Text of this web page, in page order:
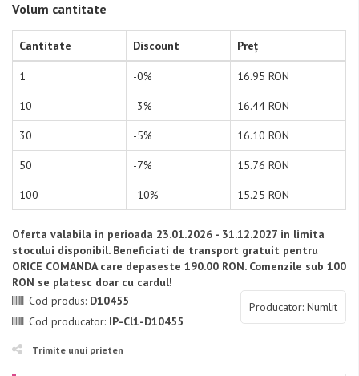
Volum cantitate
Cantitate Discount Preț
1 -0% 16.95 RON
10 -3% 16.44 RON
30 -5% 16.10 RON
50 -7% 15.76 RON
100 -10% 15.25 RON
Oferta valabila in perioada 23.01.2026 - 31.12.2027 in limita
stocului disponibil. Beneficiati de transport gratuit pentru
ORICE COMANDA care depaseste 190.00 RON. Comenzile sub 100
RON se platesc doar cu cardul!
Producator: Numlit
Cod produs: D10455
Cod producator: IP-Cl1-D10455
Trimite unui prieten